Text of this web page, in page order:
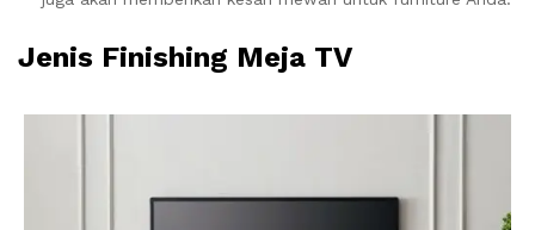
Jenis Finishing Meja TV